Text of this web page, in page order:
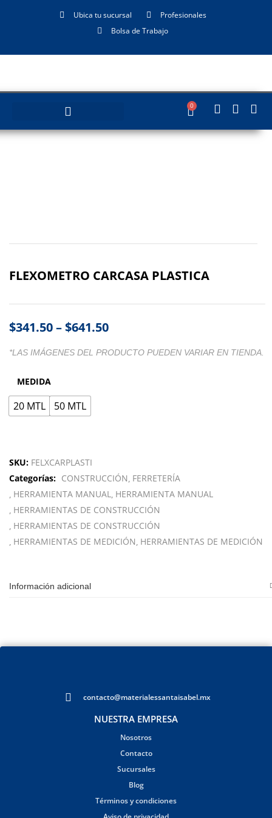
Ubica tu sucursal
Profesionales
Bolsa de Trabajo
0
FLEXOMETRO CARCASA PLASTICA
$341.50–$641.50
*LAS IMÁGENES DEL PRODUCTO PUEDEN VARIAR EN TIENDA.
MEDIDA
20 MTL 50 MTL
SKU: FELXCARPLASTI
Categorías: CONSTRUCCIÓN FERRETERÍA
HERRAMIENTA MANUAL HERRAMIENTA MANUAL
HERRAMIENTAS DE CONSTRUCCIÓN
HERRAMIENTAS DE CONSTRUCCIÓN
HERRAMIENTAS DE MEDICIÓN HERRAMIENTAS DE MEDICIÓN
Información adicional
contacto@materialessantaisabel.mx
NUESTRA EMPRESA
Nosotros
Contacto
Sucursales
Blog
Términos y condiciones